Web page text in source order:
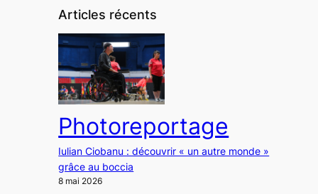
Articles récents
Photoreportage
Iulian Ciobanu : découvrir « un autre monde »
grâce au boccia
8 mai 2026